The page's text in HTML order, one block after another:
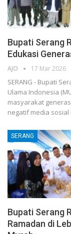
Bupati Serang
Edukasi
AJO 17 Mar 2026
SERANG - Bupati
Ulama Indonesia
masyarakat
negatif media
SERANG
Bupati Serang
Ramadan di